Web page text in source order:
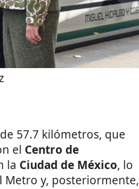
57.7 kilómetros, que
el Centro de
la Ciudad de México, lo
Metro y, posteriormente,